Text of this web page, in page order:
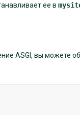
ее в
ASGI, вы можете